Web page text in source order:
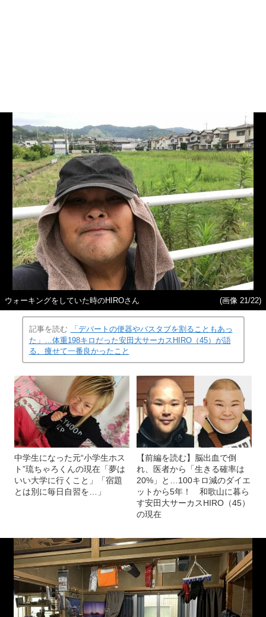
ウォーキングをしていた時のHIROさん (画像 21/22)
記事を読む 「デパートの便器やバスタブを割ることもあっ
た」…体重198キロだった安田大サーカスHIRO（45）が語
る、痩せて一番良かったこと
中学生になった元“小学生ホス
【前編を読む】脳出血で倒
れ、医者から「生きる確率は
20%」と…100キロ減のダイエ
す安田大サーカスHIRO（45）
の現在